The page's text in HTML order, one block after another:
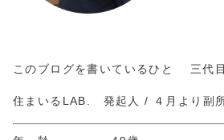
このブログを書いているひと 三代
住まいるLAB. 発起人 / ４月より副